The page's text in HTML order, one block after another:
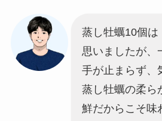
蒸し牡蠣10個は
思いましたが、
手が止まらず、
蒸し牡蠣の柔ら
鮮だからこそ味